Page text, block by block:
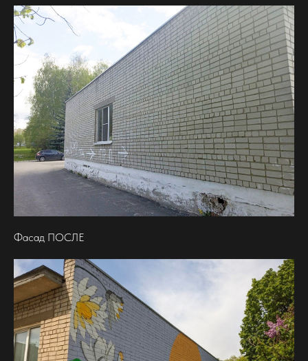
Фасад ПОСЛЕ